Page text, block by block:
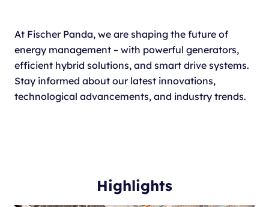
At Fischer Panda, we are shaping the future of
energy management – with powerful generators,
efficient hybrid solutions, and smart drive systems.
Stay informed about our latest innovations,
technological advancements, and industry trends.
Highlights